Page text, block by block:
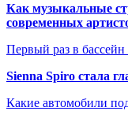
Как музыкальные
современных
Первый раз в бассейн
Sienna Spiro стала
Какие автомобили